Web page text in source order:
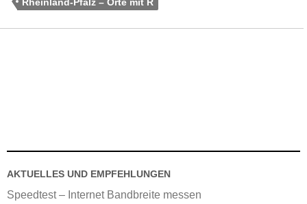
Rheinland-Pfalz – Orte mit R
AKTUELLES UND EMPFEHLUNGEN
Speedtest – Internet Bandbreite messen